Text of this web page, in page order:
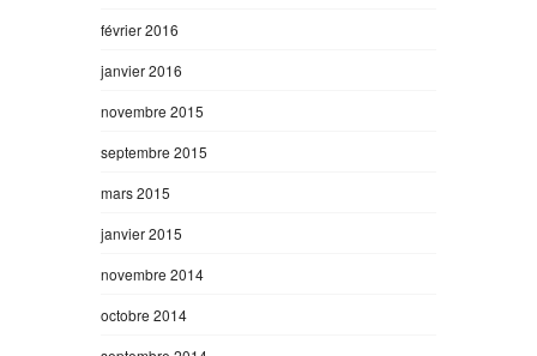
février 2016
janvier 2016
novembre 2015
septembre 2015
mars 2015
janvier 2015
novembre 2014
octobre 2014